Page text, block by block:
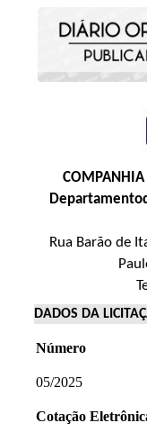
COMPANHIA
Rua Barão de
DADOS DA
Número
05/2025
Cotação